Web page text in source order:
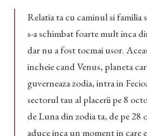
Relatia ta cu caminul si familia
s-a schimbat foarte mult inca
dar nu a fost tocmai usor.
incheie cand Venus, planeta
guverneaza zodia, intra in
sectorul tau al placerii pe 8
de Luna din zodia ta, de pe 28
aduce inca un moment in care